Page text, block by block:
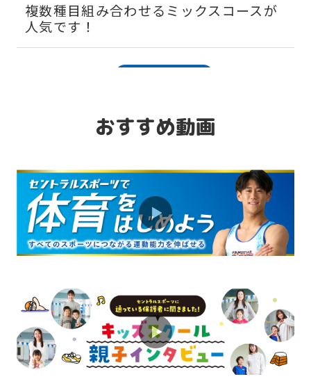
複数種目組み合わせるミックスコースが
人気です！
すめする理由はこちら
2026.07.31 お知らせ
運動系の習い事はいつが始めどき？
2026.07.31 お知らせ
2026.07.31 お知らせ
体育スクールのご紹介！すべての運動能
おすすめ動画